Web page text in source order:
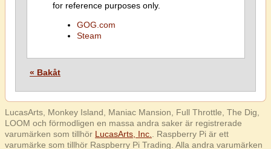
for reference purposes only.
GOG.com
Steam
« Bakåt
LucasArts, Monkey Island, Maniac Mansion, Full Throttle, The Dig,
LOOM och förmodligen en massa andra saker är registrerade
varumärken som tillhör LucasArts, Inc.
. Raspberry Pi är ett
varumärke som tillhör Raspberry Pi Trading. Alla andra varumärken